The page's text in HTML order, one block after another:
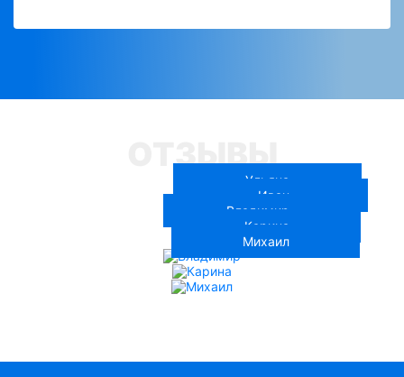
ОТЗЫВЫ
Ульяна
Иван
Владимир
Карина
Михаил